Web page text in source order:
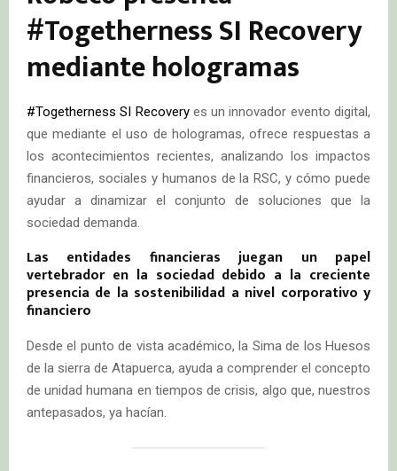
#Togetherness SI Recovery
mediante hologramas
#Togetherness SI Recoveryes un innovador evento digital,
que mediante el uso de hologramas, ofrece respuestas a
los acontecimientos recientes, analizando los impactos
financieros, sociales y humanos de la RSC, y cómo puede
ayudar a dinamizar el conjunto de soluciones que la
sociedad demanda.
Las entidades financieras juegan un papel
vertebrador en la sociedad debido a la creciente
presencia de la sostenibilidad a nivel corporativo y
financiero
Desde el punto de vista académico, la Sima de los Huesos
de la sierra de Atapuerca, ayuda a comprender el concepto
de unidad humana en tiempos de crisis, algo que, nuestros
antepasados, ya hacían.